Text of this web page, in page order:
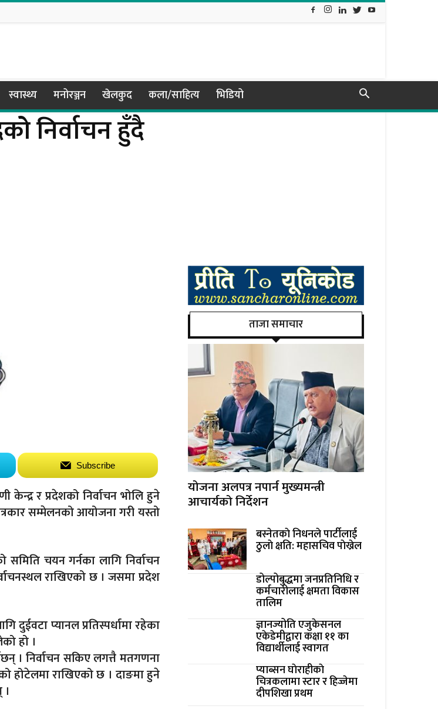
स्वास्थ्य मनोरञ्जन खेलकुद कला/साहित्य भिडियो
निर्वाचन हुँदै
Subscribe
र प्रदेशको निर्वाचन भोलि हुने
सम्मेलनको आयोजना गरी यस्तो
समिति चयन गर्नका लागि निर्वाचन
राखिएको छ । जसमा प्रदेश
दुईवटा प्यानल प्रतिस्पर्धामा रहेका
हो ।
। निर्वाचन सकिए लगत्तै मतगणना
होटेलमा राखिएको छ । दाङमा हुने
ताजा समाचार
योजना अलपत्र नपार्न मुख्यमन्त्री
आचार्यको निर्देशन
बस्नेतकाे निधनले पार्टीलाई
ठुलाे क्षति: महासचिव पाेख्रेल
डोल्पोबुद्धमा जनप्रतिनिधि र
कर्मचारीलाई क्षमता विकास
तालिम
ज्ञानज्योति एजुकेसनल
एकेडेमीद्वारा कक्षा ११ का
विद्यार्थीलाई स्वागत
प्याब्सन घाेराहीकाे
चित्रकलामा स्टार र हिज्जेमा
दीपशिखा प्रथम